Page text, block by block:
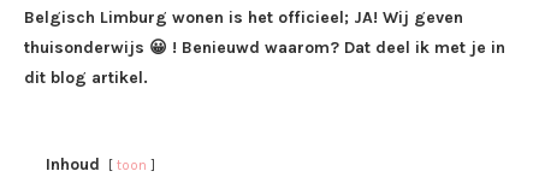
Belgisch Limburg wonen is het officieel; JA! Wij geven
thuisonderwijs 😀 ! Benieuwd waarom? Dat deel ik met je in
dit blog artikel.
Inhoud toon